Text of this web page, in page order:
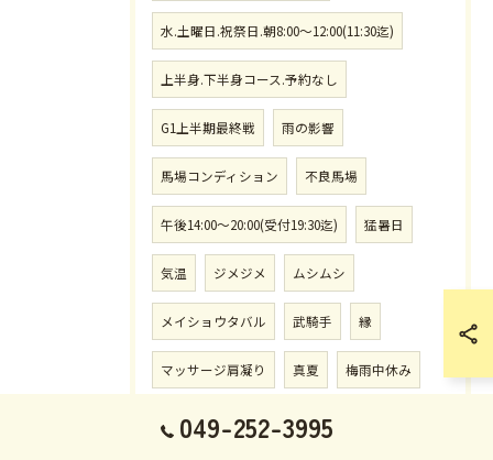
水.土曜日.祝祭日.朝8:00〜12:00(11:30迄)
上半身.下半身コース.予約なし
G1上半期最終戦 雨の影響
馬場コンディション 不良馬場
午後14:00〜20:00(受付19:30迄) 猛暑日
気温 ジメジメ ムシムシ
メイショウタバル 武騎手 縁
マッサージ肩凝り 真夏 梅雨中休み
気温調節 日傘 帽子
049-252-3995